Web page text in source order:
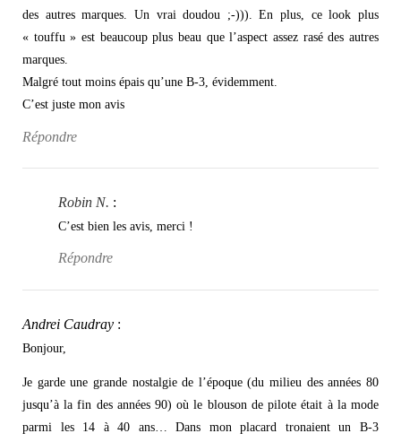
des autres marques. Un vrai doudou ;-))). En plus, ce look plus
« touffu » est beaucoup plus beau que l’aspect assez rasé des autres
marques.
Malgré tout moins épais qu’une B-3, évidemment.
C’est juste mon avis
Répondre
Robin N. :
C’est bien les avis, merci !
Répondre
Andrei Caudray :
Bonjour,
Je garde une grande nostalgie de l’époque (du milieu des années 80
jusqu’à la fin des années 90) où le blouson de pilote était à la mode
parmi les 14 à 40 ans… Dans mon placard tronaient un B-3